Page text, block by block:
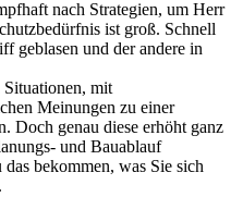
nach Strategien, um Herr
ist groß. Schnell
geblasen und der andere in
mit
Meinungen zu einer
Doch genau diese erhöht ganz
und Bauablauf
bekommen, was Sie sich